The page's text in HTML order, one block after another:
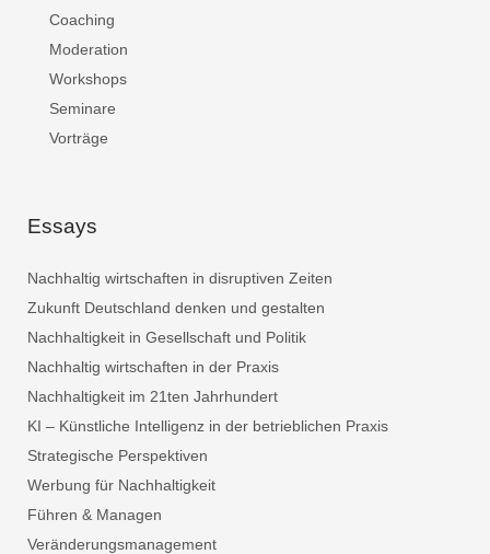
Coaching
Moderation
Workshops
Seminare
Vorträge
Essays
Nachhaltig wirtschaften in disruptiven Zeiten
Zukunft Deutschland denken und gestalten
Nachhaltigkeit in Gesellschaft und Politik
Nachhaltig wirtschaften in der Praxis
Nachhaltigkeit im 21ten Jahrhundert
KI – Künstliche Intelligenz in der betrieblichen Praxis
Strategische Perspektiven
Werbung für Nachhaltigkeit
Führen & Managen
Veränderungsmanagement